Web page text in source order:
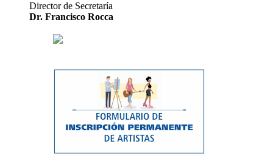
Director de Secretaría
Dr. Francisco Rocca